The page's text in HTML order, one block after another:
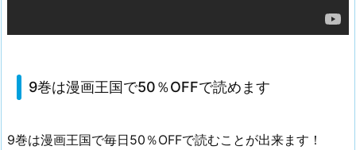
9巻は漫画王国で50％OFFで読めます
9巻は漫画王国で毎日50％OFFで読むことが出来ます！